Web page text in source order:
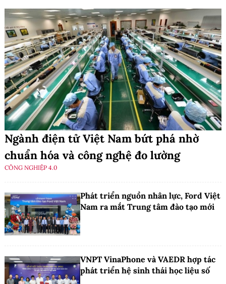
Ngành điện tử Việt Nam bứt phá nhờ
chuẩn hóa và công nghệ đo lường
CÔNG NGHIỆP 4.0
Phát triển nguồn nhân lực, Ford Việt
Nam ra mắt Trung tâm đào tạo mới
VNPT VinaPhone và VAEDR hợp tác
phát triển hệ sinh thái học liệu số